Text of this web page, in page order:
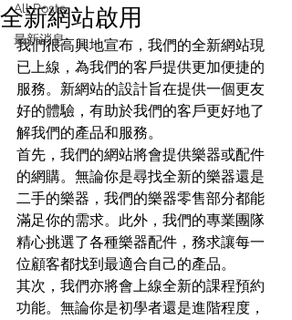
All Posts
最新消息
全新網站啟用
我們很高興地宣布，我們的全新網站現
已上線，為我們的客戶提供更加便捷的
服務。新網站的設計旨在提供一個更友
好的體驗，有助於我們的客戶更好地了
解我們的產品和服務。
首先，我們的網站將會提供樂器或配件
的網購。無論你是尋找全新的樂器還是
二手的樂器，我們的樂器零售部分都能
滿足你的需求。此外，我們的專業團隊
精心挑選了各種樂器配件，務求讓每一
位顧客都找到最適合自己的產品。
其次，我們亦將會上線全新的課程預約
功能。無論你是初學者還是進階程度，